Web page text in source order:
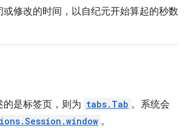
或修改的时间，以自纪元开始算起的秒数
是标签页，则为 tabs.Tab 。系统会
。